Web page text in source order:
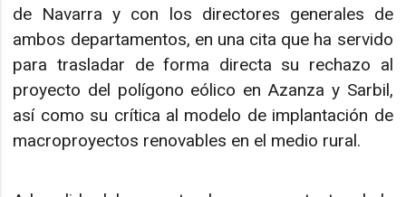
de Navarra y con los directores generales de
ambos departamentos, en una cita que ha servido
para trasladar de forma directa su rechazo al
proyecto del polígono eólico en Azanza y Sarbil,
así como su crítica al modelo de implantación de
macroproyectos renovables en el medio rural.